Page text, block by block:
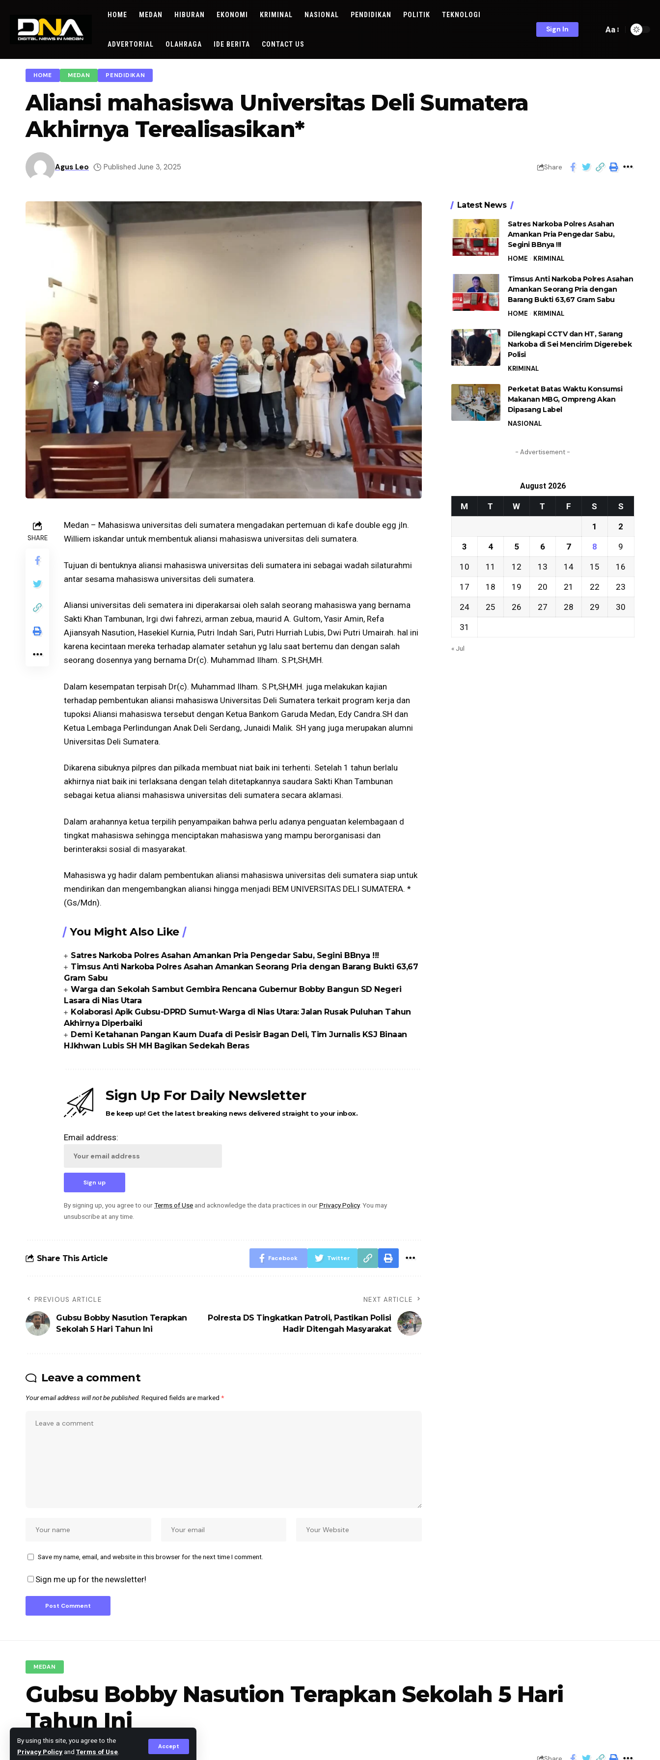
By using this site, you agree to the
Privacy Policyand Terms of Use
Accept
HOME MEDAN HIBURAN EKONOMI KRIMINAL NASIONAL PENDIDIKAN POLITIK TEKNOLOGI
ADVERTORIAL OLAHRAGA IDE BERITA CONTACT US
Sign In Aa
HOME MEDAN PENDIDIKAN
Aliansi mahasiswa Universitas Deli Sumatera
Akhirnya Terealisasikan*
Agus Leo Published June 3, 2025 Share
SHARE
Medan – Mahasiswa universitas deli sumatera mengadakan pertemuan di kafe double egg jln.
Williem iskandar untuk membentuk aliansi mahasiswa universitas deli sumatera.
Tujuan di bentuknya aliansi mahasiswa universitas deli sumatera ini sebagai wadah silaturahmi
antar sesama mahasiswa universitas deli sumatera.
Aliansi universitas deli sematera ini diperakarsai oleh salah seorang mahasiswa yang bernama
Sakti Khan Tambunan, Irgi dwi fahrezi, arman zebua, maurid A. Gultom, Yasir Amin, Refa
Ajiansyah Nasution, Hasekiel Kurnia, Putri Indah Sari, Putri Hurriah Lubis, Dwi Putri Umairah. hal ini
karena kecintaan mereka terhadap alamater setahun yg lalu saat bertemu dan dengan salah
seorang dosennya yang bernama Dr(c). Muhammad Ilham. S.Pt,SH,MH.
Dalam kesempatan terpisah Dr(c). Muhammad Ilham. S.Pt,SH,MH. juga melakukan kajian
terhadap pembentukan aliansi mahasiswa Universitas Deli Sumatera terkait program kerja dan
tupoksi Aliansi mahasiswa tersebut dengan Ketua Bankom Garuda Medan, Edy Candra.SH dan
Ketua Lembaga Perlindungan Anak Deli Serdang, Junaidi Malik. SH yang juga merupakan alumni
Universitas Deli Sumatera.
Dikarena sibuknya pilpres dan pilkada membuat niat baik ini terhenti. Setelah 1 tahun berlalu
akhirnya niat baik ini terlaksana dengan telah ditetapkannya saudara Sakti Khan Tambunan
sebagai ketua aliansi mahasiswa universitas deli sumatera secara aklamasi.
Dalam arahannya ketua terpilih penyampaikan bahwa perlu adanya penguatan kelembagaan d
tingkat mahasiswa sehingga menciptakan mahasiswa yang mampu berorganisasi dan
berinteraksi sosial di masyarakat.
Mahasiswa yg hadir dalam pembentukan aliansi mahasiswa universitas deli sumatera siap untuk
mendirikan dan mengembangkan aliansi hingga menjadi BEM UNIVERSITAS DELI SUMATERA. *
(Gs/Mdn).
You Might Also Like
Satres Narkoba Polres Asahan Amankan Pria Pengedar Sabu, Segini BBnya !!!
Timsus Anti Narkoba Polres Asahan Amankan Seorang Pria dengan Barang Bukti 63,67
Gram Sabu
Warga dan Sekolah Sambut Gembira Rencana Gubernur Bobby Bangun SD Negeri
Lasara di Nias Utara
Kolaborasi Apik Gubsu-DPRD Sumut-Warga di Nias Utara: Jalan Rusak Puluhan Tahun
Akhirnya Diperbaiki
Demi Ketahanan Pangan Kaum Duafa di Pesisir Bagan Deli, Tim Jurnalis KSJ Binaan
H.Ikhwan Lubis SH MH Bagikan Sedekah Beras
Sign Up For Daily Newsletter
Be keep up! Get the latest breaking news delivered straight to your inbox.
Email address:
By signing up, you agree to ourTerms of Use and acknowledge the data practices in ourPrivacy Policy. You may
unsubscribe at any time.
Share This Article Facebook Twitter
PREVIOUS ARTICLE
Gubsu Bobby Nasution Terapkan
Sekolah 5 Hari Tahun Ini
NEXT ARTICLE
Polresta DS Tingkatkan Patroli, Pastikan Polisi
Hadir Ditengah Masyarakat
Leave a comment
Your email address will not be published. Required fields are marked *
Save my name, email, and website in this browser for the next time I comment.
Sign me up for the newsletter!
Latest News
Satres Narkoba Polres Asahan
Amankan Pria Pengedar Sabu,
Segini BBnya !!!
HOME KRIMINAL
Timsus Anti Narkoba Polres Asahan
Amankan Seorang Pria dengan
Barang Bukti 63,67 Gram Sabu
HOME KRIMINAL
Dilengkapi CCTV dan HT, Sarang
Narkoba di Sei Mencirim Digerebek
Polisi
KRIMINAL
Perketat Batas Waktu Konsumsi
Makanan MBG, Ompreng Akan
Dipasang Label
NASIONAL
- Advertisement -
August 2026
M T W T F S S
1 2
3 4 5 6 7 8 9
10 11 12 13 14 15 16
17 18 19 20 21 22 23
24 25 26 27 28 29 30
31
« Jul
MEDAN
Gubsu Bobby Nasution Terapkan Sekolah 5 Hari
Tahun Ini